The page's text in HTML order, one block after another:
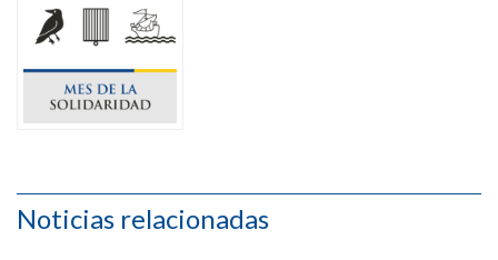
Noticias relacionadas